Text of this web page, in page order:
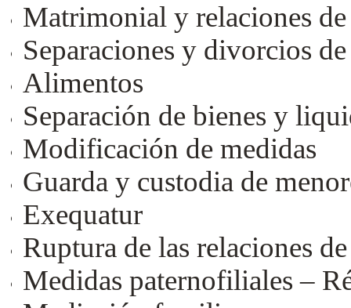
Matrimonial y relaciones de
Separaciones y divorcios
Alimentos
Separación de bienes y
Modificación de medidas
Guarda y custodia de
Exequatur
Ruptura de las relaciones
Medidas paternofiliales –